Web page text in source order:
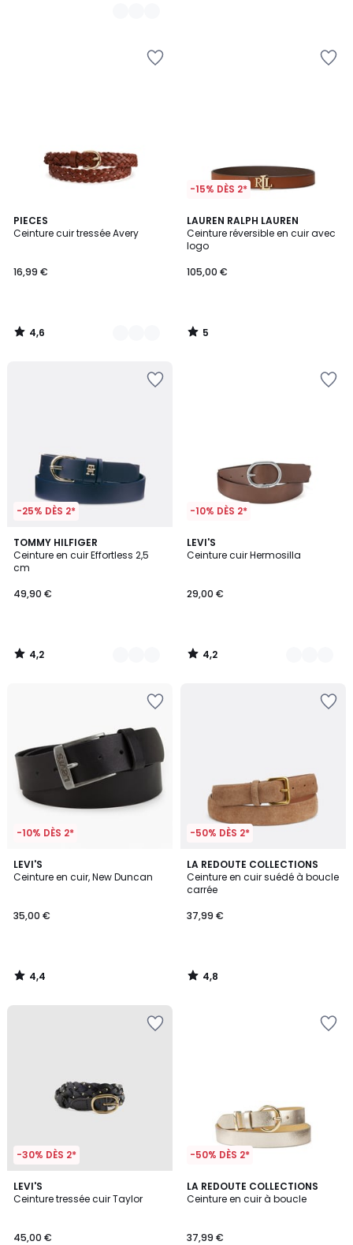
PIECES
Ceinture cuir tressée Avery
16,99 €
4,6
/ 5
2
Couleurs
4,6
/
-15% DÈS 2*
LAUREN RALPH LAUREN
Ceinture réversible en cuir avec
logo
105,00 €
5
/
5
5
/
-25% DÈS 2*
TOMMY HILFIGER
Ceinture en cuir Effortless 2,5
cm
49,90 €
4,2
/ 5
4
Couleurs
4,2
/
-10% DÈS 2*
LEVI'S
Ceinture cuir Hermosilla
29,00 €
4,2
/ 5
2
Couleurs
4,2
/
-10% DÈS 2*
LEVI'S
Ceinture en cuir, New Duncan
35,00 €
4,4
/ 5
4,4
/
-50% DÈS 2*
LA REDOUTE COLLECTIONS
Ceinture en cuir suédé à boucle
carrée
37,99 €
4,8
/ 5
4,8
/
-30% DÈS 2*
LEVI'S
Ceinture tressée cuir Taylor
45,00 €
5
/
-50% DÈS 2*
LA REDOUTE COLLECTIONS
Ceinture en cuir à boucle
37,99 €
4,7
/ 5